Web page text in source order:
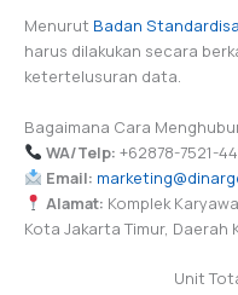
Menurut Badan
harus dilakukan secara
ketertelusuran data.
Bagaimana Cara
WA/Telp: +62878-7521-
Email:
Alamat: Komplek
Kota Jakarta Timur, Daerah
Unit